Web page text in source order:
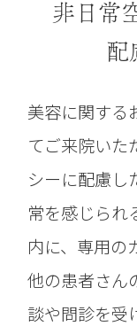
非日常
配
美容に関する
てご来院いた
シーに配慮し
常を感じられ
内に、専用の
他の患者さん
談や問診を受